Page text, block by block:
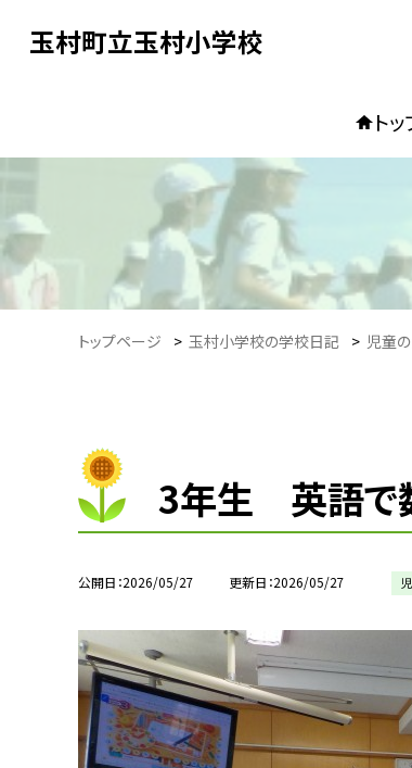
玉村町立玉村小学校
ト
トップページ > 玉村小学校の学校日記 > 児童
3年生 英語で
公開日 2026/05/27 更新日 2026/05/27